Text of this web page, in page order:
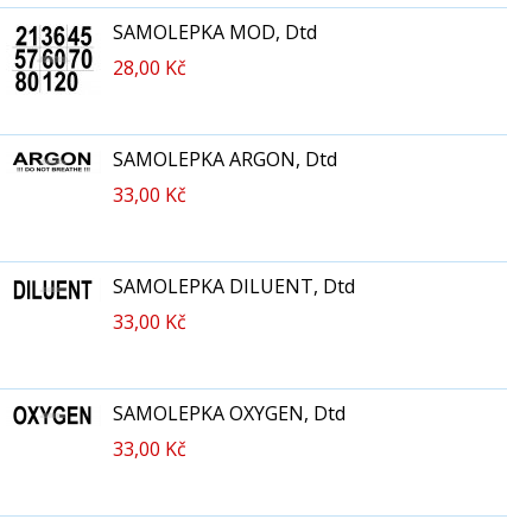
SAMOLEPKA MOD, Dtd
28,00 Kč
SAMOLEPKA ARGON, Dtd
33,00 Kč
SAMOLEPKA DILUENT, Dtd
33,00 Kč
SAMOLEPKA OXYGEN, Dtd
33,00 Kč